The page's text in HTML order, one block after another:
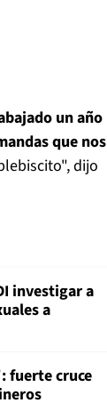
un año
que nos
dijo
investigar a
a
fuerte cruce